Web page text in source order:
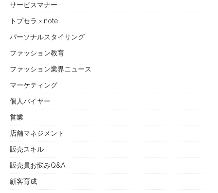
サービスマナー
トプセラ × note
パーソナルスタイリング
ファッション教育
ファッション業界ニュース
マーケティング
個人バイヤー
営業
店舗マネジメント
販売スキル
販売員お悩みQ&A
顧客育成